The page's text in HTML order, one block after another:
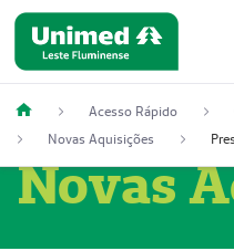
Acesso Rápido
Novas Aquisições
Novas